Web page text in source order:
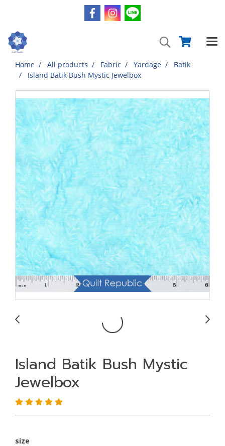
Home All products Fabric Yardage
Batik
Island Batik Bush Mystic Jewelbox
Island Batik Bush Mystic
Jewelbox
size